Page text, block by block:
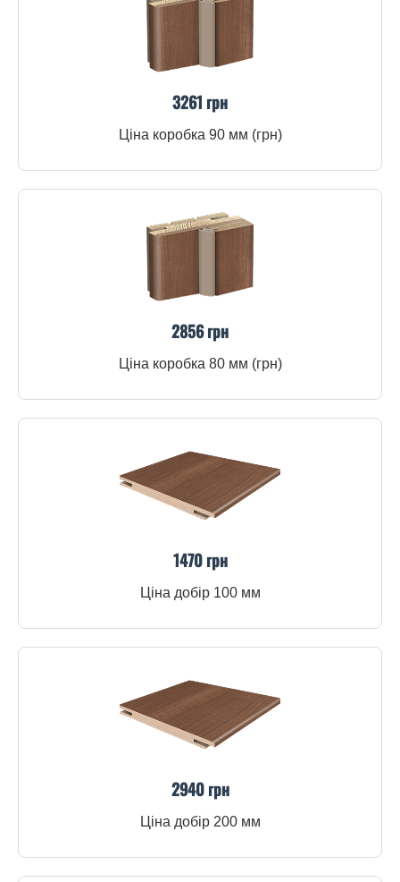
3261 грн
Ціна коробка 90 мм (грн)
2856 грн
Ціна коробка 80 мм (грн)
1470 грн
Ціна добір 100 мм
2940 грн
Ціна добір 200 мм